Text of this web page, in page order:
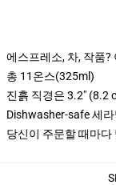
에스프레소, 차, 작품?
총 11온스(325ml)
진흙 직경은 3.2" (8.2
Dishwasher-safe 세라
당신이 주문할 때마